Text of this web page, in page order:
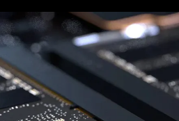
is
spoken;
the
visuals
do
not
provide